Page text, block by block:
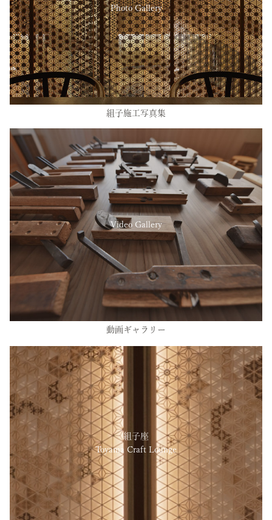
Photo Gallery
組子施工写真集
Video Gallery
動画ギャラリー
組子座
Toyama Craft Lounge